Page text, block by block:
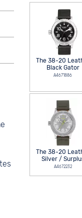
The 38-20
Black Gator
A4671886
The 38-20
Silver /
A4672232